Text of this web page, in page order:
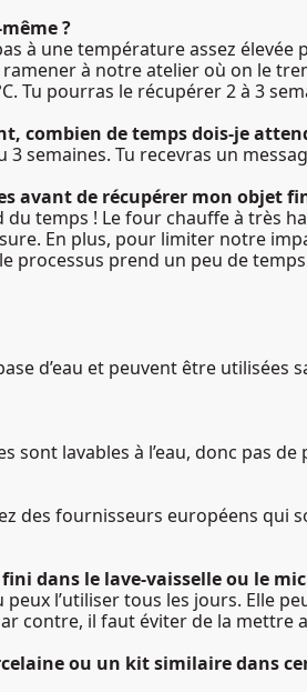
?
à une température assez
à notre atelier où on le
Tu pourras le récupérer 2 à 3
combien de temps dois-je
3 semaines. Tu recevras un
avant de récupérer mon objet
du temps ! Le four chauffe à très
En plus, pour limiter notre
processus prend un peu de
d’eau et peuvent être utilisées
sont lavables à l’eau, donc pas
des fournisseurs européens qui
dans le lave-vaisselle ou le
l’utiliser tous les jours. Elle
contre, il faut éviter de la mettre
ou un kit similaire dans